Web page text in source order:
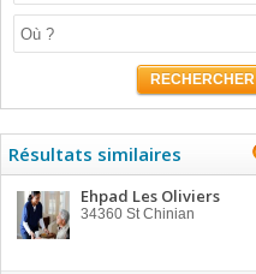
RECHERCHER
Résultats similaires
Ehpad Les Oliviers
34360 St Chinian